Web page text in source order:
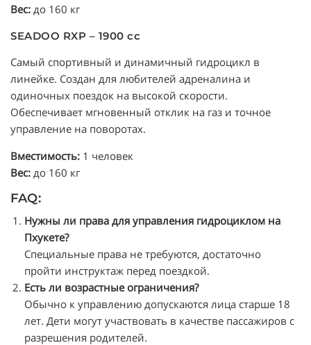
Вес: до 160 кг
SEADOO RXP – 1900 cc
Самый спортивный и динамичный гидроцикл в
линейке. Создан для любителей адреналина и
одиночных поездок на высокой скорости.
Обеспечивает мгновенный отклик на газ и точное
управление на поворотах.
Вместимость: 1 человек
Вес: до 160 кг
FAQ:
Нужны ли права для управления гидроциклом на
Пхукете?
Специальные права не требуются, достаточно
пройти инструктаж перед поездкой.
Есть ли возрастные ограничения?
Обычно к управлению допускаются лица старше 18
лет. Дети могут участвовать в качестве пассажиров с
разрешения родителей.